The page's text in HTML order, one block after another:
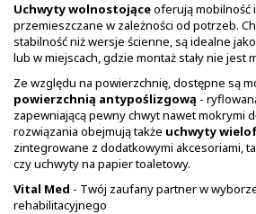
Uchwyty wolnostojąceoferują mobilność
przemieszczane w zależności od potrzeb.
stabilność niż wersje ścienne, są idealne
lub w miejscach, gdzie montaż stały nie jest
Ze względu na powierzchnię, dostępne są
powierzchnią antypoślizgową -
zapewniającą pewny chwyt nawet mokrymi
rozwiązania obejmują także uchwyty
zintegrowane z dodatkowymi akcesoriami,
czy uchwyty na papier toaletowy.
Vital Med - Twój zaufany partner w
rehabilitacyjnego